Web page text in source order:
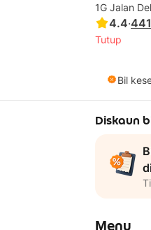
1G Jalan
4.4·441
Tutup
Bil
Diskaun
Menu